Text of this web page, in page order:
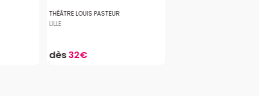
THÉÂTRE LOUIS PASTEUR
LILLE
dès32€